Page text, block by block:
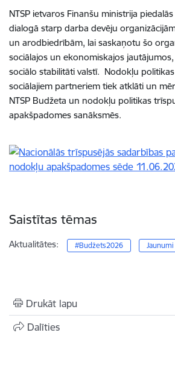
NTSP ietvaros Finanšu ministrija
dialogā starp darba devēju
un arodbiedrībām, lai saskaņotu šo
sociālajos un ekonomiskajos
sociālo stabilitāti valstī. Nodokļu
sociālajiem partneriem tiek atklāti un
NTSP Budžeta un nodokļu politikas
apakšpadomes sanāksmēs.
Saistītas tēmas
Aktualitātes: #Budžets2026 Jaunumi
Drukāt lapu
Dalīties